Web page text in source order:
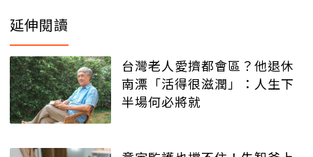
延伸閱讀
台灣老人愛擠都會區？他退休
南漂「活得很滋潤」：人生下
半場何必將就